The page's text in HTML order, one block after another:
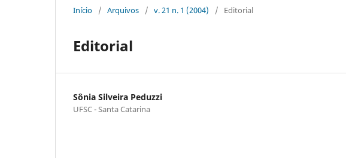
Início / Arquivos / v. 21 n. 1 (2004) / Editorial
Editorial
Sônia Silveira Peduzzi
UFSC - Santa Catarina